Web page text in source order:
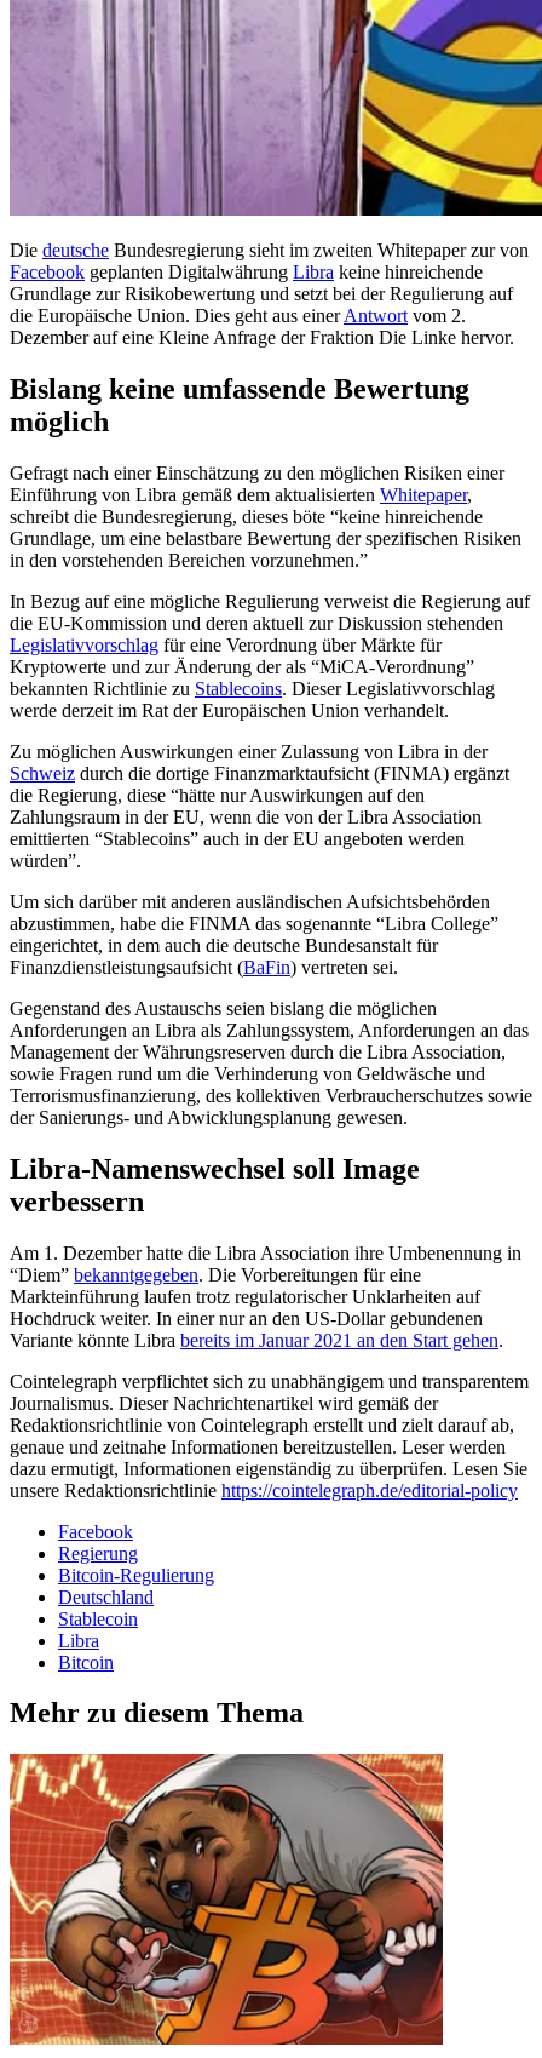
Die deutsche Bundesregierung sieht im zweiten Whitepaper zur von
Facebook geplanten Digitalwährung Libra keine hinreichende
Grundlage zur Risikobewertung und setzt bei der Regulierung auf
die Europäische Union. Dies geht aus einerAntwort vom 2.
Dezember auf eine Kleine Anfrage der Fraktion Die Linke hervor.
Bislang keine umfassende Bewertung
möglich
Gefragt nach einer Einschätzung zu den möglichen Risiken einer
Einführung von Libra gemäß dem aktualisierten Whitepaper,
schreibt die Bundesregierung, dieses böte “keine hinreichende
Grundlage, um eine belastbare Bewertung der spezifischen Risiken
in den vorstehenden Bereichen vorzunehmen.”
In Bezug auf eine mögliche Regulierung verweist die Regierung auf
die EU-Kommission und deren aktuell zur Diskussion stehenden
Legislativvorschlag für eine Verordnung über Märkte für
Kryptowerte und zur Änderung der als “MiCA-Verordnung”
bekannten Richtlinie zu Stablecoins. Dieser Legislativvorschlag
werde derzeit im Rat der Europäischen Union verhandelt.
Zu möglichen Auswirkungen einer Zulassung von Libra in der
Schweiz durch die dortige Finanzmarktaufsicht (FINMA) ergänzt
die Regierung, diese “hätte nur Auswirkungen auf den
Zahlungsraum in der EU, wenn die von der Libra Association
emittierten “Stablecoins” auch in der EU angeboten werden
würden”.
Um sich darüber mit anderen ausländischen Aufsichtsbehörden
abzustimmen, habe die FINMA das sogenannte “Libra College”
eingerichtet, in dem auch die deutsche Bundesanstalt für
Finanzdienstleistungsaufsicht (BaFin) vertreten sei.
Gegenstand des Austauschs seien bislang die möglichen
Anforderungen an Libra als Zahlungssystem, Anforderungen an das
Management der Währungsreserven durch die Libra Association,
sowie Fragen rund um die Verhinderung von Geldwäsche und
Terrorismusfinanzierung, des kollektiven Verbraucherschutzes sowie
der Sanierungs- und Abwicklungsplanung gewesen.
Libra-Namenswechsel soll Image
verbessern
Am 1. Dezember hatte die Libra Association ihre Umbenennung in
“Diem” bekanntgegeben. Die Vorbereitungen für eine
Markteinführung laufen trotz regulatorischer Unklarheiten auf
Hochdruck weiter. In einer nur an den US-Dollar gebundenen
Variante könnte Libra bereits im Januar 2021 an den Start gehen.
Cointelegraph verpflichtet sich zu unabhängigem und transparentem
Journalismus. Dieser Nachrichtenartikel wird gemäß der
Redaktionsrichtlinie von Cointelegraph erstellt und zielt darauf ab,
genaue und zeitnahe Informationen bereitzustellen. Leser werden
dazu ermutigt, Informationen eigenständig zu überprüfen. Lesen Sie
unsere Redaktionsrichtlinie https://cointelegraph.de/editorial-policy
Facebook
Regierung
Bitcoin-Regulierung
Deutschland
Stablecoin
Libra
Bitcoin
Mehr zu diesem Thema